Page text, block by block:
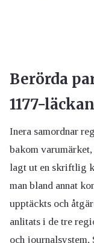
Berörda
1177-läckan
Inera samordnar
bakom varumärket,
lagt ut en skriftlig
man bland annat
upptäckts och
anlitats i de tre
och journalsystem,